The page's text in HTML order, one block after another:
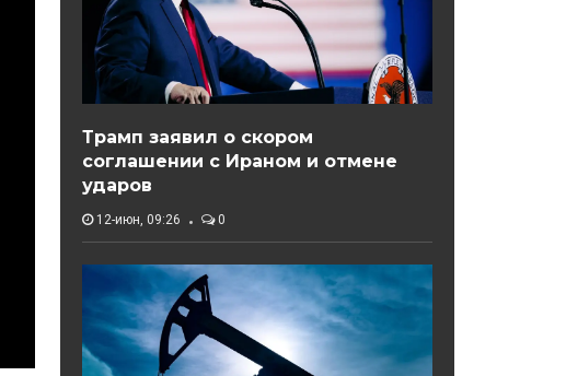
Трамп заявил о скором
соглашении с Ираном и отмене
ударов
12-июн, 09:26 0